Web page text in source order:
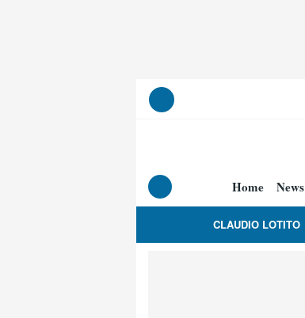
Home News
CLAUDIO LOTITO